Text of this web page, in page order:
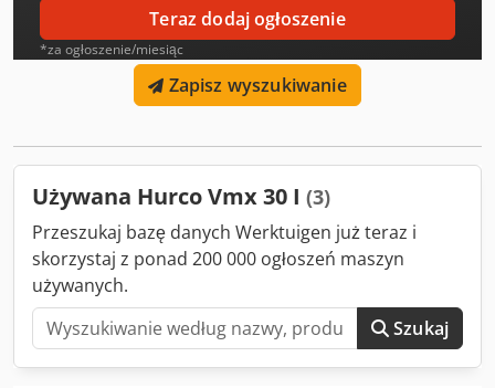
informacji. Cedpfx Aoy I Uyzskvjrf • Sterowanie: Hurco
WinMax • Godziny pracy: 10,398 h • Rozmiar stołu: 1020 ×
510 mm Technical Specification Taper Size SK 40
Teraz dodaj ogłoszenie
*za ogłoszenie/miesiąc
Zapisz wyszukiwanie
Używana Hurco Vmx 30 I (3)
Przeszukaj bazę danych Werktuigen już teraz i
skorzystaj z ponad 200 000 ogłoszeń maszyn
używanych.
Szukaj